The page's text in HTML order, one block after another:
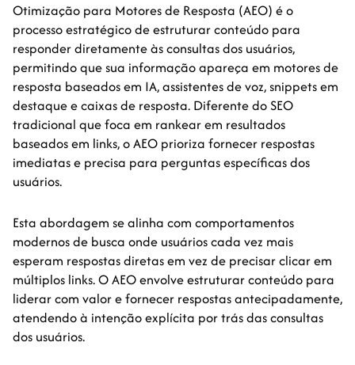
Otimização para Motores de Resposta (AEO) é o
processo estratégico de estruturar conteúdo para
responder diretamente às consultas dos usuários,
permitindo que sua informação apareça em motores de
resposta baseados em IA, assistentes de voz, snippets em
destaque e caixas de resposta. Diferente do SEO
tradicional que foca em rankear em resultados
baseados em links, o AEO prioriza fornecer respostas
imediatas e precisa para perguntas específicas dos
usuários.
Esta abordagem se alinha com comportamentos
modernos de busca onde usuários cada vez mais
esperam respostas diretas em vez de precisar clicar em
múltiplos links. O AEO envolve estruturar conteúdo para
liderar com valor e fornecer respostas antecipadamente,
atendendo à intenção explícita por trás das consultas
dos usuários.